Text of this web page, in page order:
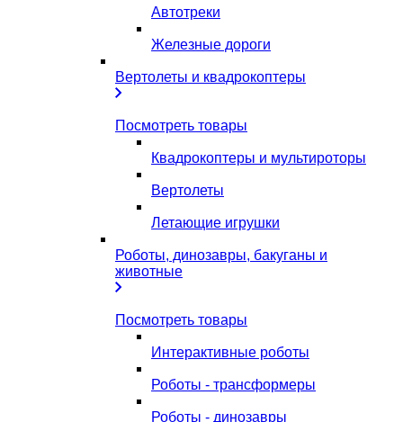
Автотреки
Железные дороги
Вертолеты и квадрокоптеры
Посмотреть товары
Квадрокоптеры и мультироторы
Вертолеты
Летающие игрушки
Роботы, динозавры, бакуганы и
животные
Посмотреть товары
Интерактивные роботы
Роботы - трансформеры
Роботы - динозавры